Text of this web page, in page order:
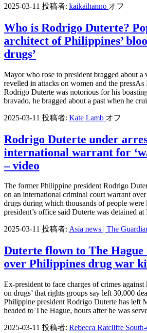
2025-03-11 投稿者: kaikaihanno オフ
Who is Rodrigo Duterte?
architect of Philippines’
drugs’
Mayor who rose to president bragged about a
revelled in attacks on women and the
Rodrigo Duterte was notorious for his
bravado, he bragged about a past when he
2025-03-11 投稿者: Kate Lamb オフ
Rodrigo Duterte under
international warrant for
– video
The former Philippine president Rodrigo
on an international criminal court warrant
drugs during which thousands of people
president’s office said Duterte was detained
2025-03-11 投稿者: Asia news | The
Duterte flown to The
over Philippines drug war
Ex-president to face charges of crimes
on drugs’ that rights groups say left 30,000
Philippine president Rodrigo Duterte has left
headed to The Hague, hours after he was
2025-03-11 投稿者: Rebecca Ratcliffe South-